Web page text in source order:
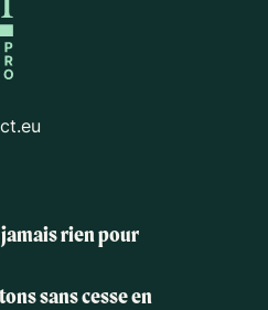
rien pour
sans cesse en